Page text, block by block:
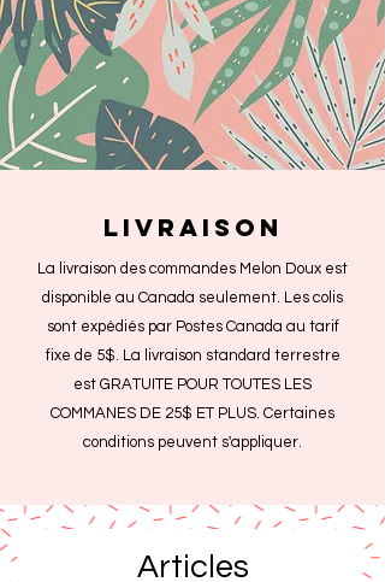
livraison
La livraison des commandes Melon Doux est
disponible au Canada seulement. Les colis
sont expédiés par Postes Canada au tarif
fixe de 5$. La livraison standard terrestre
est GRATUITE POUR TOUTES LES
COMMANES DE 25$ ET PLUS. Certaines
conditions peuvent s'appliquer.
Articles